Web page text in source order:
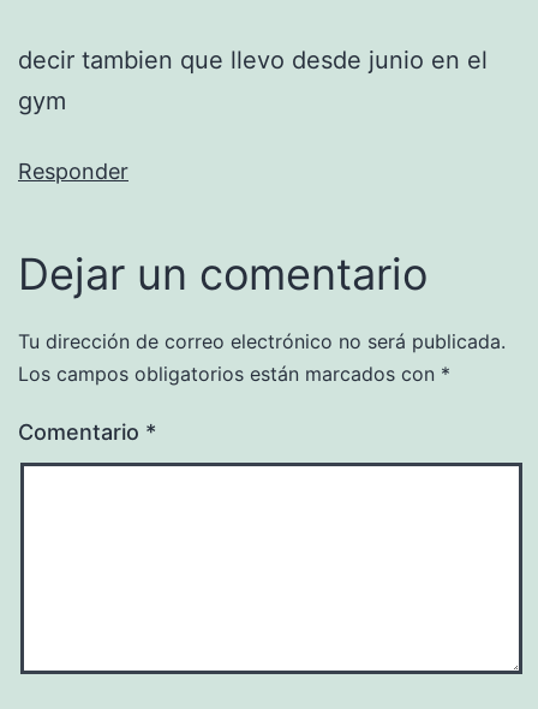
decir tambien que llevo desde junio en el
gym
Responder
Dejar un comentario
Tu dirección de correo electrónico no será publicada.
Los campos obligatorios están marcados con *
Comentario *